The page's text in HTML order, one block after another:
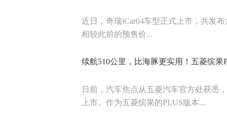
近日，奇瑞iCar04车型正式上市，共发
相较此前的预售价...
续航510公里，比海豚更实用！五菱缤果
日前，汽车焦点从五菱汽车官方处获悉
上市。作为五菱缤果的PLUS版本...